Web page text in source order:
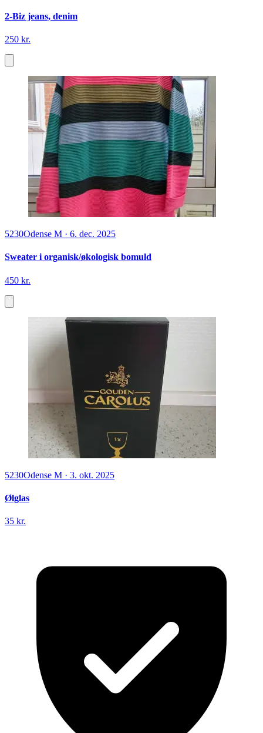
2-Biz jeans, denim
250 kr.
5230Odense M · 6. dec. 2025
Sweater i organisk/økologisk bomuld
450 kr.
5230Odense M · 3. okt. 2025
Ølglas
35 kr.